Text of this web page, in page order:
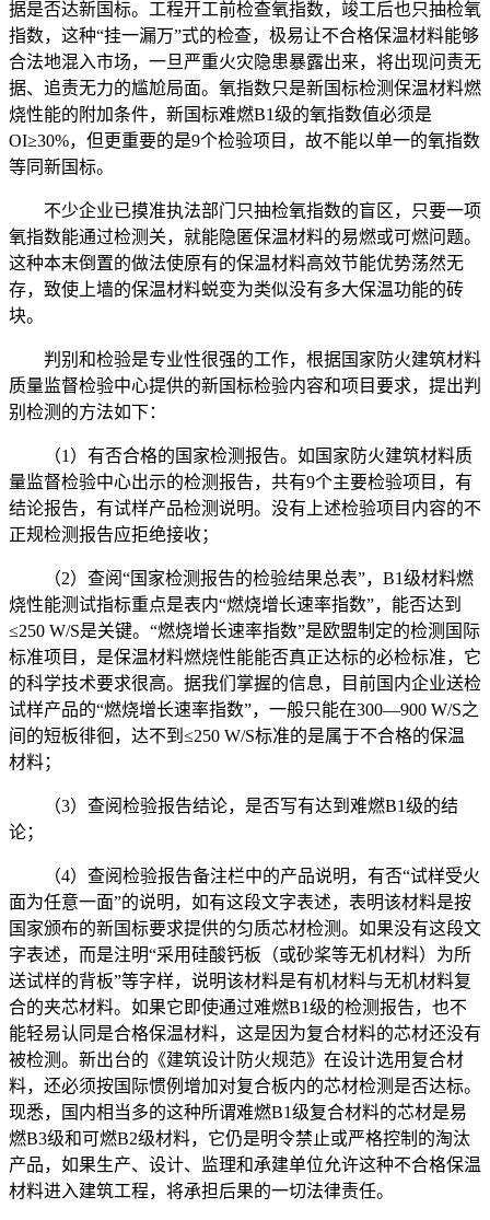
据是否达新国标。工程开工前检查氧指数，竣工后也只抽检氧
指数，这种“挂一漏万”式的检查，极易让不合格保温材料能够
合法地混入市场，一旦严重火灾隐患暴露出来，将出现问责无
据、追责无力的尴尬局面。氧指数只是新国标检测保温材料燃
烧性能的附加条件，新国标难燃B1级的氧指数值必须是
OI≥30%，但更重要的是9个检验项目，故不能以单一的氧指数
等同新国标。
不少企业已摸准执法部门只抽检氧指数的盲区，只要一项
氧指数能通过检测关，就能隐匿保温材料的易燃或可燃问题。
这种本末倒置的做法使原有的保温材料高效节能优势荡然无
存，致使上墙的保温材料蜕变为类似没有多大保温功能的砖
块。
判别和检验是专业性很强的工作，根据国家防火建筑材料
质量监督检验中心提供的新国标检验内容和项目要求，提出判
别检测的方法如下：
（1）有否合格的国家检测报告。如国家防火建筑材料质
量监督检验中心出示的检测报告，共有9个主要检验项目，有
结论报告，有试样产品检测说明。没有上述检验项目内容的不
正规检测报告应拒绝接收；
（2）查阅“国家检测报告的检验结果总表”，B1级材料燃
烧性能测试指标重点是表内“燃烧增长速率指数”，能否达到
≤250 W/S是关键。“燃烧增长速率指数”是欧盟制定的检测国际
标准项目，是保温材料燃烧性能能否真正达标的必检标准，它
的科学技术要求很高。据我们掌握的信息，目前国内企业送检
试样产品的“燃烧增长速率指数”，一般只能在300―900 W/S之
间的短板徘徊，达不到≤250 W/S标准的是属于不合格的保温
材料；
（3）查阅检验报告结论，是否写有达到难燃B1级的结
论；
（4）查阅检验报告备注栏中的产品说明，有否“试样受火
面为任意一面”的说明，如有这段文字表述，表明该材料是按
国家颁布的新国标要求提供的匀质芯材检测。如果没有这段文
字表述，而是注明“采用硅酸钙板（或砂桨等无机材料）为所
送试样的背板”等字样，说明该材料是有机材料与无机材料复
合的夹芯材料。如果它即使通过难燃B1级的检测报告，也不
能轻易认同是合格保温材料，这是因为复合材料的芯材还没有
被检测。新出台的《建筑设计防火规范》在设计选用复合材
料，还必须按国际惯例增加对复合板内的芯材检测是否达标。
现悉，国内相当多的这种所谓难燃B1级复合材料的芯材是易
燃B3级和可燃B2级材料，它仍是明令禁止或严格控制的淘汰
产品，如果生产、设计、监理和承建单位允许这种不合格保温
材料进入建筑工程，将承担后果的一切法律责任。